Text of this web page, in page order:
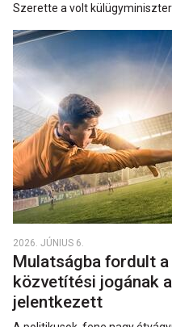
Szerette a volt
2026. JÚNIUS 6.
Mulatságba fordult
közvetítési jogának
jelentkezett